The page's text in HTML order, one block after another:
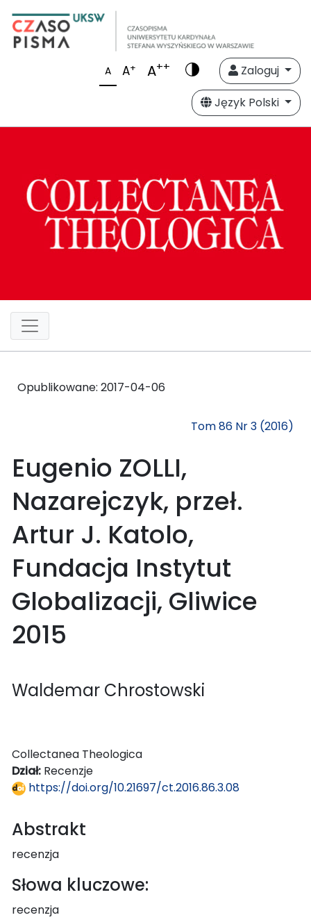
A A+ A++
Zaloguj
Język Polski
Opublikowane: 2017-04-06
Tom 86 Nr 3 (2016)
Eugenio ZOLLI,
Nazarejczyk, przeł.
Artur J. Katolo,
Fundacja Instytut
Globalizacji, Gliwice
2015
Waldemar Chrostowski
Collectanea Theologica
Dział: Recenzje
https://doi.org/10.21697/ct.2016.86.3.08
Abstrakt
recenzja
Słowa kluczowe:
recenzja